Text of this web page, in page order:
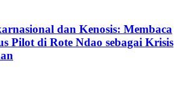
dan Kenosis: Membaca
Pilot di Rote Ndao sebagai Krisis